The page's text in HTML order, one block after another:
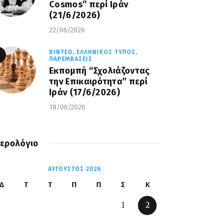
Cosmos” περί Ιράν
(21/6/2026)
22/06/2026
ΒΊΝΤΕΟ, ΕΛΛΗΝΙΚΌΣ ΤΎΠΟΣ,
ΠΑΡΕΜΒΆΣΕΙΣ
Εκπομπή “Σχολιάζοντας
την Επικαιρότητα” περί
Ιράν (17/6/2026)
18/06/2026
ΑΎΓΟΥΣΤΟΣ 2026
Τ Τ Π Π Σ Κ
1 2